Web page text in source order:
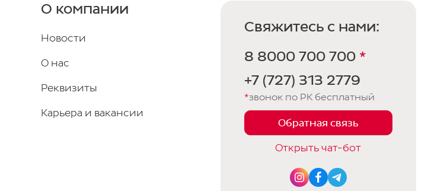
О компании
Новости
О нас
Реквизиты
Карьера и вакансии
Свяжитесь с нами:
8 8000 700 700 *
+7 (727) 313 2779
*звонок по РК бесплатный
Обратная связь
Открыть чат-бот